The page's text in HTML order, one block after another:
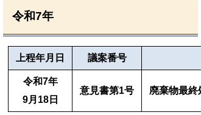
令和7年
上程年月日 議案番号
令和7年
9月18日
意見書第1号 廃棄物最